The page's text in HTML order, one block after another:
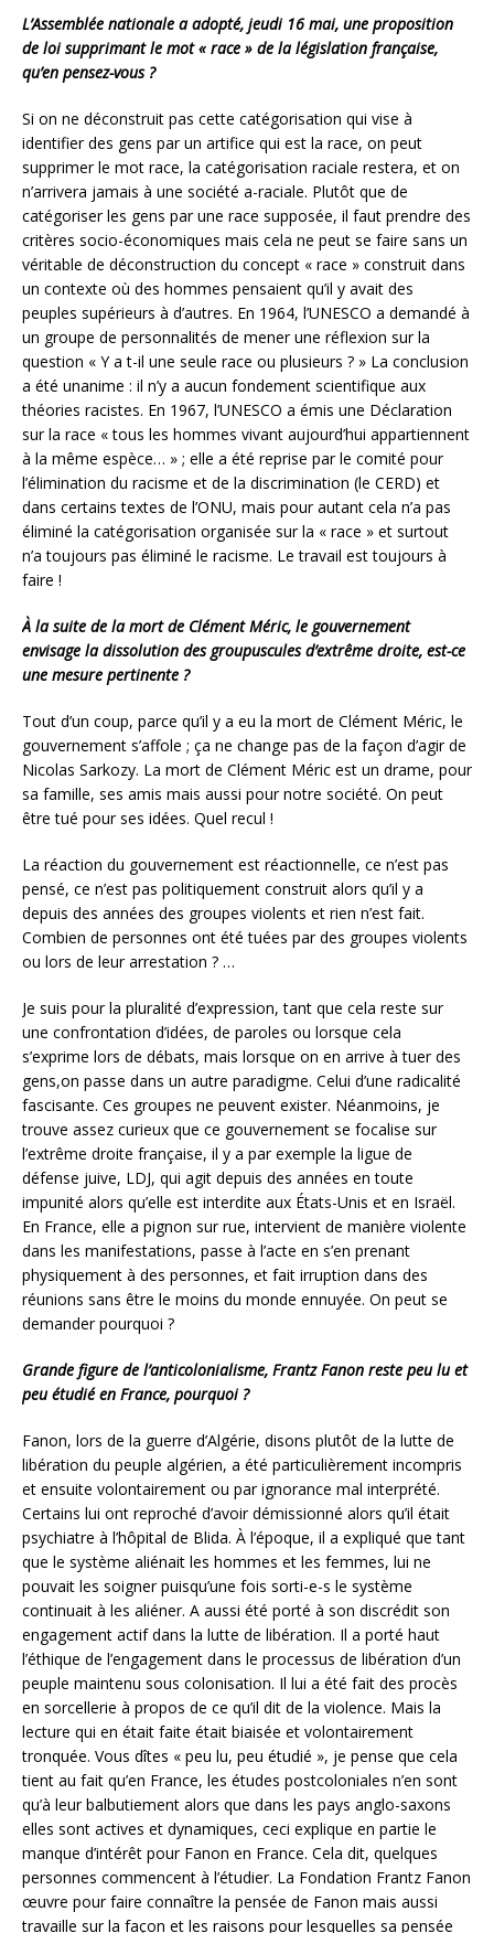
L’Assemblée nationale a adopté, jeudi 16 mai, une proposition
de loi supprimant le mot « race » de la législation française,
qu’en pensez-vous ?
Si on ne déconstruit pas cette catégorisation qui vise à
identifier des gens par un artifice qui est la race, on peut
supprimer le mot race, la catégorisation raciale restera, et on
n’arrivera jamais à une société a-raciale. Plutôt que de
catégoriser les gens par une race supposée, il faut prendre des
critères socio-économiques mais cela ne peut se faire sans un
véritable de déconstruction du concept « race » construit dans
un contexte où des hommes pensaient qu’il y avait des
peuples supérieurs à d’autres. En 1964, l’UNESCO a demandé à
un groupe de personnalités de mener une réflexion sur la
question « Y a t-il une seule race ou plusieurs ? » La conclusion
a été unanime : il n’y a aucun fondement scientifique aux
théories racistes. En 1967, l’UNESCO a émis une Déclaration
sur la race « tous les hommes vivant aujourd’hui appartiennent
à la même espèce… » ; elle a été reprise par le comité pour
l’élimination du racisme et de la discrimination (le CERD) et
dans certains textes de l’ONU, mais pour autant cela n’a pas
éliminé la catégorisation organisée sur la « race » et surtout
n’a toujours pas éliminé le racisme. Le travail est toujours à
faire !
À la suite de la mort de Clément Méric, le gouvernement
envisage la dissolution des groupuscules d’extrême droite, est-ce
une mesure pertinente ?
Tout d’un coup, parce qu’il y a eu la mort de Clément Méric, le
gouvernement s’affole ; ça ne change pas de la façon d’agir de
Nicolas Sarkozy. La mort de Clément Méric est un drame, pour
sa famille, ses amis mais aussi pour notre société. On peut
être tué pour ses idées. Quel recul !
La réaction du gouvernement est réactionnelle, ce n’est pas
pensé, ce n’est pas politiquement construit alors qu’il y a
depuis des années des groupes violents et rien n’est fait.
Combien de personnes ont été tuées par des groupes violents
ou lors de leur arrestation ? …
Je suis pour la pluralité d’expression, tant que cela reste sur
une confrontation d’idées, de paroles ou lorsque cela
s’exprime lors de débats, mais lorsque on en arrive à tuer des
gens,on passe dans un autre paradigme. Celui d’une radicalité
fascisante. Ces groupes ne peuvent exister. Néanmoins, je
trouve assez curieux que ce gouvernement se focalise sur
l’extrême droite française, il y a par exemple la ligue de
défense juive, LDJ, qui agit depuis des années en toute
impunité alors qu’elle est interdite aux États-Unis et en Israël.
En France, elle a pignon sur rue, intervient de manière violente
dans les manifestations, passe à l’acte en s’en prenant
physiquement à des personnes, et fait irruption dans des
réunions sans être le moins du monde ennuyée. On peut se
demander pourquoi ?
Grande figure de l’anticolonialisme, Frantz Fanon reste peu lu et
peu étudié en France, pourquoi ?
Fanon, lors de la guerre d’Algérie, disons plutôt de la lutte de
libération du peuple algérien, a été particulièrement incompris
et ensuite volontairement ou par ignorance mal interprété.
Certains lui ont reproché d’avoir démissionné alors qu’il était
psychiatre à l’hôpital de Blida. À l’époque, il a expliqué que tant
que le système aliénait les hommes et les femmes, lui ne
pouvait les soigner puisqu’une fois sorti-e-s le système
continuait à les aliéner. A aussi été porté à son discrédit son
engagement actif dans la lutte de libération. Il a porté haut
l’éthique de l’engagement dans le processus de libération d’un
peuple maintenu sous colonisation. Il lui a été fait des procès
en sorcellerie à propos de ce qu’il dit de la violence. Mais la
lecture qui en était faite était biaisée et volontairement
tronquée. Vous dîtes « peu lu, peu étudié », je pense que cela
tient au fait qu’en France, les études postcoloniales n’en sont
qu’à leur balbutiement alors que dans les pays anglo-saxons
elles sont actives et dynamiques, ceci explique en partie le
manque d’intérêt pour Fanon en France. Cela dit, quelques
personnes commencent à l’étudier. La Fondation Frantz Fanon
œuvre pour faire connaître la pensée de Fanon mais aussi
travaille sur la façon et les raisons pour lesquelles sa pensée